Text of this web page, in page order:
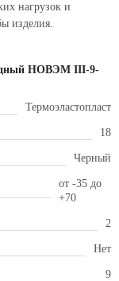
нагрузок и
изделия.
НОВЭМ III-9-
Термоэластопласт
18
Черный
от -35 до
+70
2
Нет
9